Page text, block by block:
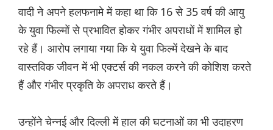
वादी ने अपने हलफनामे में कहा था कि 16 से 35 वर्ष की आयु
के युवा फिल्मों से प्रभावित होकर गंभीर अपराधों में शामिल हो
रहे हैं। आरोप लगाया गया कि ये युवा फिल्में देखने के बाद
वास्तविक जीवन में भी एक्टर्स की नकल करने की कोशिश करते
हैं और गंभीर प्रकृति के अपराध करते हैं।
उन्होंने चेन्नई और दिल्ली में हाल की घटनाओं का भी उदाहरण